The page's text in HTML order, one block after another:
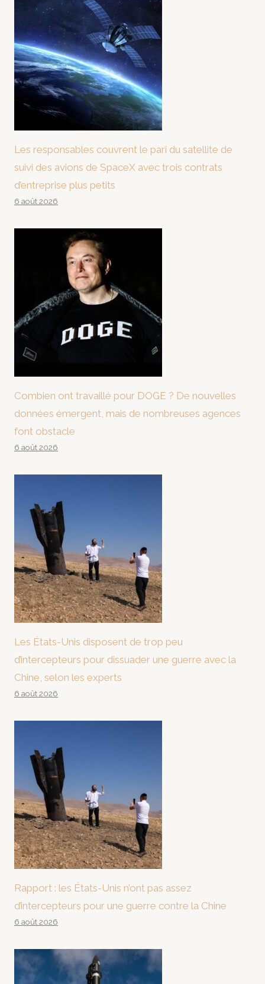
Les responsables couvrent le pari du satellite de
suivi des avions de SpaceX avec trois contrats
d’entreprise plus petits
6 août 2026
Combien ont travaillé pour DOGE ? De nouvelles
données émergent, mais de nombreuses agences
font obstacle
6 août 2026
Les États-Unis disposent de trop peu
d’intercepteurs pour dissuader une guerre avec la
Chine, selon les experts
6 août 2026
Rapport : les États-Unis n’ont pas assez
d’intercepteurs pour une guerre contre la Chine
6 août 2026